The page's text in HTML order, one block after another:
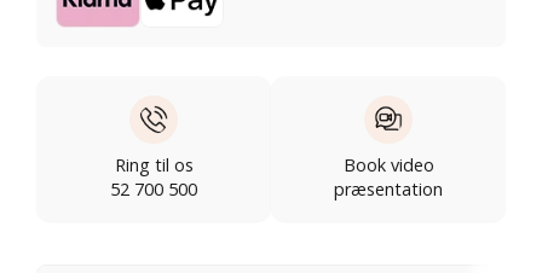
Ring til os
52 700 500
Book video
præsentation